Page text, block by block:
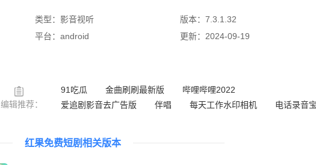
类型： 影音视听 版本： 7.3.1.32
平台： android 更新： 2024-09-19
编辑推荐：
91吃瓜 金曲刷刷最新版
哔哩哔哩2022
爱追剧影音去广告版
伴唱 每天工作水印相机
电话录音
红果免费短剧相关版本